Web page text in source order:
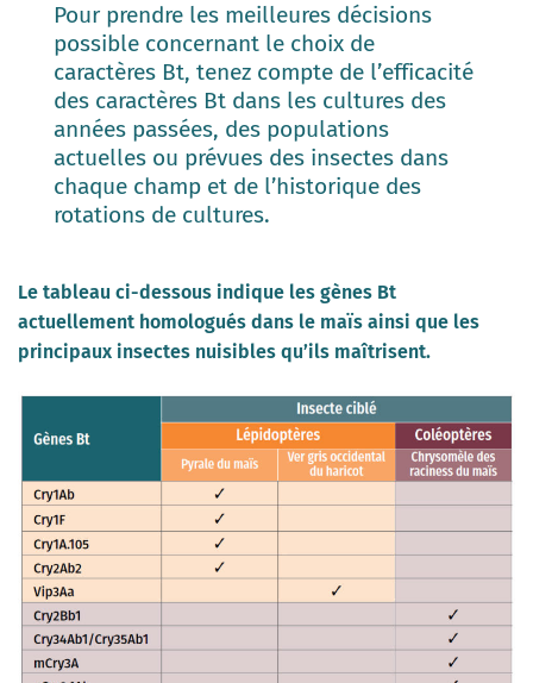
Pour prendre les meilleures décisions
possible concernant le choix de
caractères Bt, tenez compte de l’efficacité
des caractères Bt dans les cultures des
années passées, des populations
actuelles ou prévues des insectes dans
chaque champ et de l’historique des
rotations de cultures.
Le tableau ci-dessous indique les gènes Bt
actuellement homologués dans le maïs ainsi que les
principaux insectes nuisibles qu’ils maîtrisent.